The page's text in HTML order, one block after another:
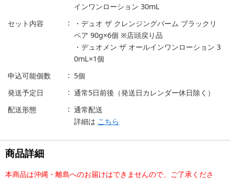
インワンローション 30mL
セット内容
・デュオ ザ クレンジングバーム ブラックリ
ペア 90g×6個 ※店頭戻り品
・デュオメン ザ オールインワンローション 3
0mL×1個
申込可能個数
5個
発送予定日
通常5日前後（発送日カレンダー休日除く）
配送形態
通常配送
詳細は こちら
商品詳細
本商品は沖縄・離島へのお届けはできませんので、ご了承くださ